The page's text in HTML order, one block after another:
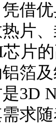
凭借
片
片
箔
3D
求